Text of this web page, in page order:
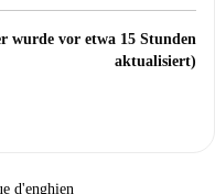
wurde vor etwa 15 Stunden
aktualisiert)
d'enghien